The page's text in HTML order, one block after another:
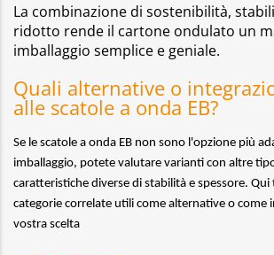
La combinazione di sostenibilità,
ridotto rende il cartone ondulato un
imballaggio semplice e geniale.
Quali alternative o
alle scatole a onda EB?
Se le scatole a onda EB non sono l'opzione più
imballaggio, potete valutare varianti con altre
caratteristiche diverse di stabilità e spessore.
categorie correlate utili come alternative o come
vostra scelta